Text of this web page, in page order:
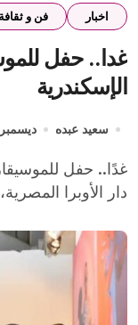
اخبار فن و ثقافة
غدا.. حفل
الإسكندرية
سعيد عبده ديسمبر 12, 2024
غدًا.. حفل للموسيقار عمرو سليم بأوبر الإسكندرية تقدم
دار الأوبرا